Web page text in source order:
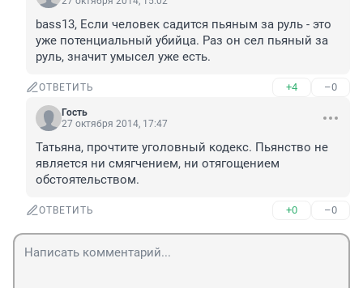
bass13, Если человек садится пьяным за руль - это
уже потенциальный убийца. Раз он сел пьяный за
руль, значит умысел уже есть.
ОТВЕТИТЬ +4 –0
Гость
27 октября 2014, 17:47
Татьяна, прочтите уголовный кодекс. Пьянство не
является ни смягчением, ни отягощением
обстоятельством.
ОТВЕТИТЬ +0 –0